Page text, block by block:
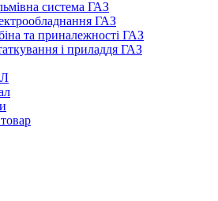
система ГАЗ
ГАЗ
та приналежності ГАЗ
і приладдя ГАЗ